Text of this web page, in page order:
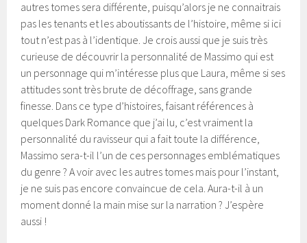
autres tomes sera différente, puisqu’alors je ne connaitrais
pas les tenants et les aboutissants de l’histoire, même si ici
tout n’est pas à l’identique. Je crois aussi que je suis très
curieuse de découvrir la personnalité de Massimo qui est
un personnage qui m’intéresse plus que Laura, même si ses
attitudes sont très brute de décoffrage, sans grande
finesse. Dans ce type d’histoires, faisant références à
quelques Dark Romance que j’ai lu, c’est vraiment la
personnalité du ravisseur qui a fait toute la différence,
Massimo sera-t-il l’un de ces personnages emblématiques
du genre ? A voir avec les autres tomes mais pour l’instant,
je ne suis pas encore convaincue de cela. Aura-t-il à un
moment donné la main mise sur la narration ? J’espère
aussi !